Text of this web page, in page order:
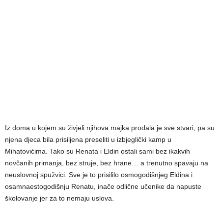
Iz doma u kojem su živjeli njihova majka prodala je sve stvari, pa su
njena djeca bila prisiljena preseliti u izbjeglički kamp u
Mihatovićima. Tako su Renata i Eldin ostali sami bez ikakvih
novčanih primanja, bez struje, bez hrane… a trenutno spavaju na
neuslovnoj spužvici. Sve je to prisililo osmogodišnjeg Eldina i
osamnaestogodišnju Renatu, inače odlične učenike da napuste
školovanje jer za to nemaju uslova.